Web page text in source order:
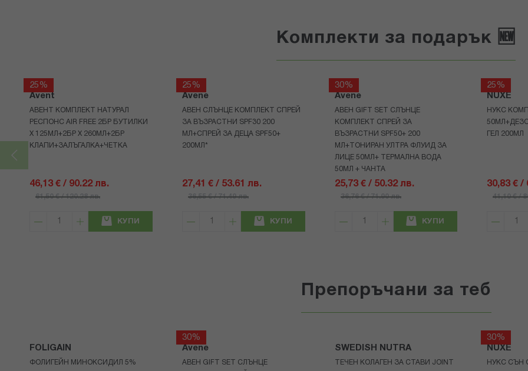
Комплекти за подарък 🆕
25%
Avent
АВЕНТ КОМПЛЕКТ НАТУРАЛ
РЕСПОНС AIR FREE 2БР БУТИЛКИ
Х 125МЛ+2БР Х 260МЛ+2БР
КЛАПИ+ЗАЛЪГАЛКА+ЧЕТКА
46,13 € / 90.22 лв.
61,50 € / 120.28 лв.
КУПИ
25%
Avene
АВЕН СЛЪНЦЕ КОМПЛЕКТ СПРЕЙ
ЗА ВЪЗРАСТНИ SPF30 200
МЛ+СПРЕЙ ЗА ДЕЦА SPF50+
200МЛ*
27,41 € / 53.61 лв.
36,55 € / 71.49 лв.
КУПИ
30%
Avene
АВЕН GIFT SET СЛЪНЦЕ
КОМПЛЕКТ СПРЕЙ ЗА
ВЪЗРАСТНИ SPF50+ 200
МЛ+ТОНИРАН УЛТРА ФЛУИД ЗА
ЛИЦЕ 50МЛ+ ТЕРМАЛНА ВОДА
50МЛ + ЧАНТА
25,73 € / 50.32 лв.
36,76 € / 71.90 лв.
КУПИ
25%
NUXE
НУКС
ГЕЛ 200МЛ
30,83 € /
41,10 € /
Препоръчани за теб
FOLIGAIN
ФОЛИГЕЙН МИНОКСИДИЛ 5%
30%
Avene
АВЕН GIFT SET СЛЪНЦЕ
SWEDISH NUTRA
ТЕЧЕН КОЛАГЕН ЗА СТАВИ JOINT
30%
NUXE
НУКС СЪН